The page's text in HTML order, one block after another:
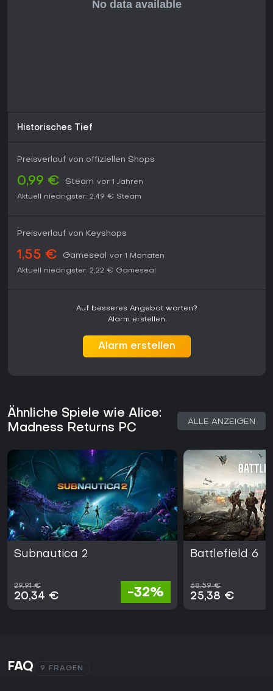
Historisches Tief
Preisverlauf von offiziellen Shops
0,99 € Steam vor 1 Jahren
Aktuell niedrigster: 2,49 € Steam
Preisverlauf von Keyshops
1,55 € Gameseal
vor 1 Monaten
Aktuell niedrigster: 2,22 € Gameseal
Auf besseres Angebot warten?
Alarm erstellen.
Alarm erstellen
Ähnliche Spiele wie Alice:
Madness Returns PC
ALLE ANZEIGEN
Subnautica 2
29,91 €
20,34 € -32%
Battlefield 6
68,59 €
25,38 €
FAQ 9 FRAGEN